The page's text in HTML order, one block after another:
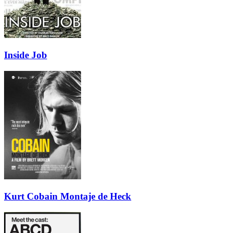
Inside Job
Kurt Cobain Montaje de Heck